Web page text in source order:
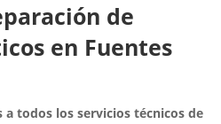
de
en Fuentes
todos los servicios técnicos de